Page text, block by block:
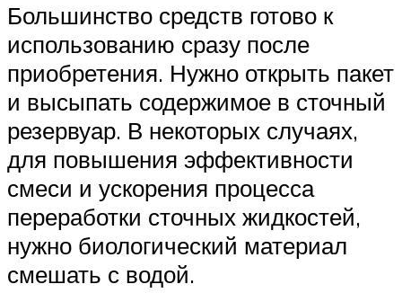
Большинство средств готово к
использованию сразу после
приобретения. Нужно открыть пакет
и высыпать содержимое в сточный
резервуар. В некоторых случаях,
для повышения эффективности
смеси и ускорения процесса
переработки сточных жидкостей,
нужно биологический материал
смешать с водой.